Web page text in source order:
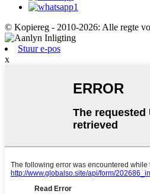
© Kopiereg - 2010-2026: Alle regte
Stuur e-pos
x